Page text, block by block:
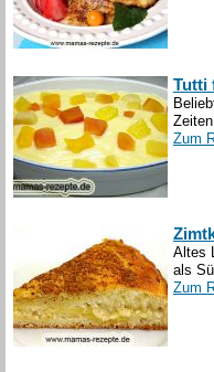
Tutti
Zum
Altes
als
Zum